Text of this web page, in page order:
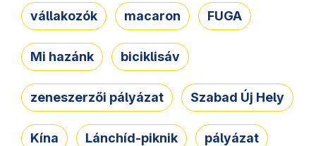
vállakozók macaron FUGA
Mi hazánk biciklisáv
zeneszerzői pályázat Szabad Új Hely
Kína Lánchíd-piknik pályázat